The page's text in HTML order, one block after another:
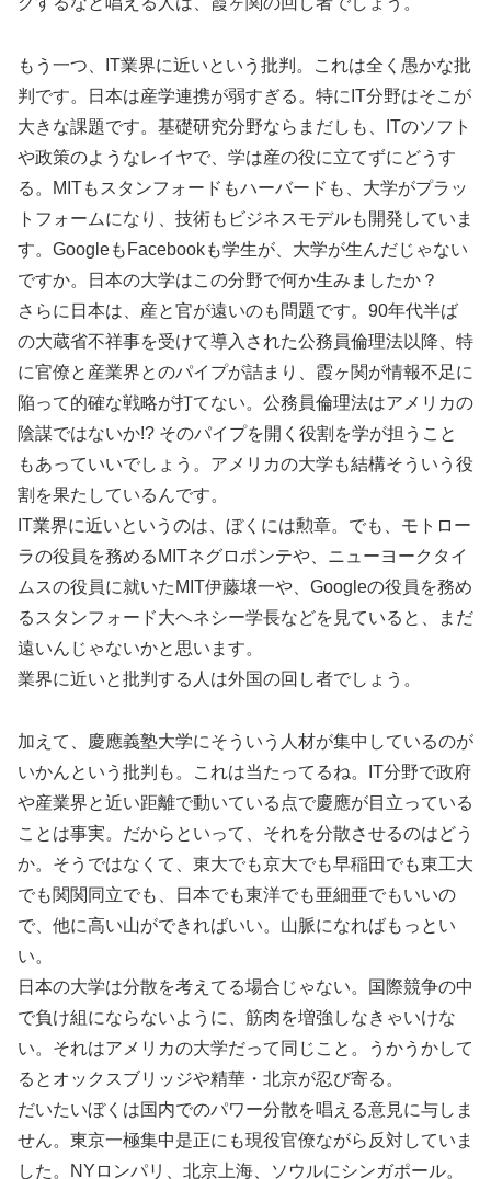
もう一つ、IT業界に近いという批判。これは全く愚かな批
判です。日本は産学連携が弱すぎる。特にIT分野はそこが
大きな課題です。基礎研究分野ならまだしも、ITのソフト
や政策のようなレイヤで、学は産の役に立てずにどうす
る。MITもスタンフォードもハーバードも、大学がプラッ
トフォームになり、技術もビジネスモデルも開発していま
す。GoogleもFacebookも学生が、大学が生んだじゃない
ですか。日本の大学はこの分野で何か生みましたか？
さらに日本は、産と官が遠いのも問題です。90年代半ば
の大蔵省不祥事を受けて導入された公務員倫理法以降、特
に官僚と産業界とのパイプが詰まり、霞ヶ関が情報不足に
陥って的確な戦略が打てない。公務員倫理法はアメリカの
陰謀ではないか!? そのパイプを開く役割を学が担うこと
もあっていいでしょう。アメリカの大学も結構そういう役
割を果たしているんです。
IT業界に近いというのは、ぼくには勲章。でも、モトロー
ラの役員を務めるMITネグロポンテや、ニューヨークタイ
ムスの役員に就いたMIT伊藤壌一や、Googleの役員を務め
るスタンフォード大ヘネシー学長などを見ていると、まだ
遠いんじゃないかと思います。
業界に近いと批判する人は外国の回し者でしょう。
加えて、慶應義塾大学にそういう人材が集中しているのが
いかんという批判も。これは当たってるね。IT分野で政府
や産業界と近い距離で動いている点で慶應が目立っている
ことは事実。だからといって、それを分散させるのはどう
か。そうではなくて、東大でも京大でも早稲田でも東工大
でも関関同立でも、日本でも東洋でも亜細亜でもいいの
で、他に高い山ができればいい。山脈になればもっとい
い。
日本の大学は分散を考えてる場合じゃない。国際競争の中
で負け組にならないように、筋肉を増強しなきゃいけな
い。それはアメリカの大学だって同じこと。うかうかして
るとオックスブリッジや精華・北京が忍び寄る。
だいたいぼくは国内でのパワー分散を唱える意見に与しま
せん。東京一極集中是正にも現役官僚ながら反対していま
した。NYロンパリ、北京上海、ソウルにシンガポール。